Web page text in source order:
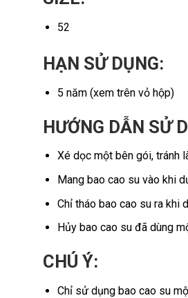
52
HẠN SỬ DỤNG:
5 năm (xem trên vỏ hộp)
HƯỚNG DẪN SỬ
Xé dọc một bên gói, tránh
Mang bao cao su vào khi
Chỉ tháo bao cao su ra khi
Hủy bao cao su đã dùng
CHÚ Ý:
Chỉ sử dụng bao cao su